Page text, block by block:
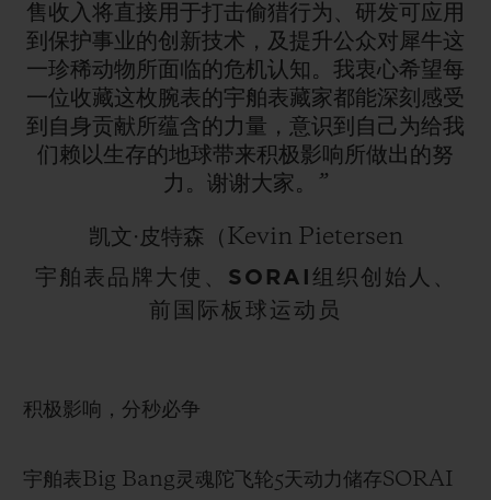
售收入将直接用于打击偷猎行为、研发可应用
到保护事业的创新技术，及提升公众对犀牛这
一珍稀动物所面临的危机认知。我衷心希望每
一位收藏这枚腕表的宇舶表藏家都能深刻感受
到自身贡献所蕴含的力量，意识到自己为给我
们赖以生存的地球带来积极影响所做出的努
力。谢谢大家。”
凯文·皮特森（Kevin Pietersen
宇舶表品牌大使、SORAI组织创始人、
前国际板球运动员
积极影响，分秒必争
宇舶表Big Bang灵魂陀飞轮5天动力储存SORAI